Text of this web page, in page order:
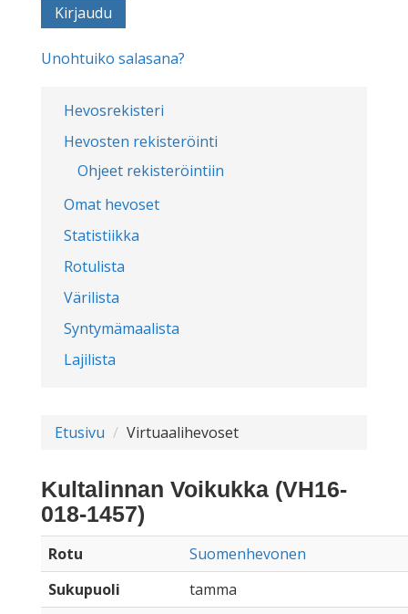
Hevosrekisteri
Hevosten rekisteröinti
Ohjeet rekisteröintiin
Omat hevoset
Statistiikka
Rotulista
Värilista
Syntymämaalista
Lajilista
Unohtuiko salasana?
Etusivu Virtuaalihevoset
Kultalinnan Voikukka (VH16-
018-1457)
Rotu
Suomenhevonen
Sukupuoli
tamma